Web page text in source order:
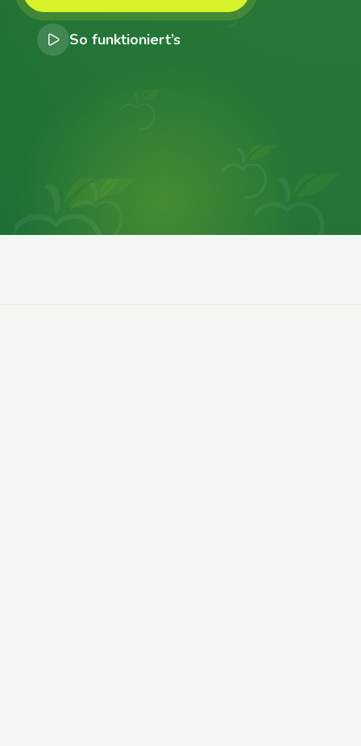
So funktioniert’s